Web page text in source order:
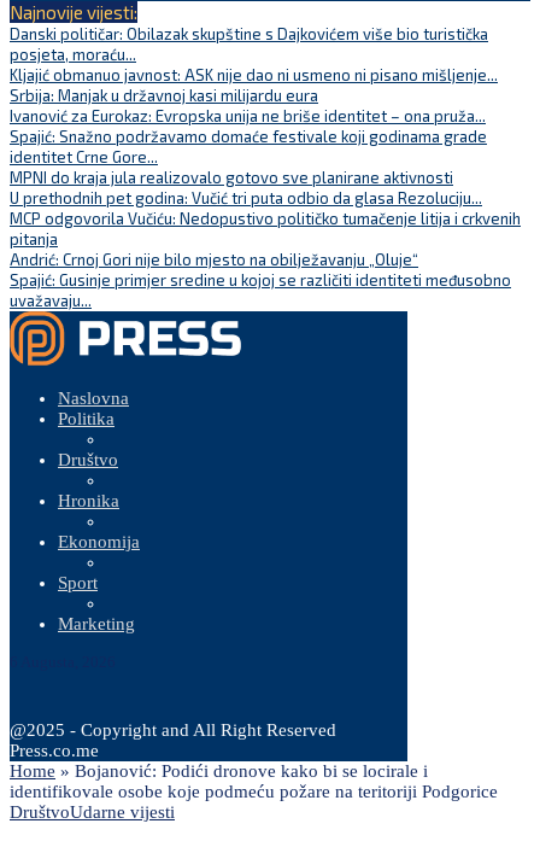
Najnovije vijesti:
Danski političar: Obilazak skupštine s Dajkovićem više bio turistička
posjeta, moraću...
Kljajić obmanuo javnost: ASK nije dao ni usmeno ni pisano mišljenje...
Srbija: Manjak u državnoj kasi milijardu eura
Ivanović za Eurokaz: Evropska unija ne briše identitet – ona pruža...
Spajić: Snažno podržavamo domaće festivale koji godinama grade
identitet Crne Gore...
MPNI do kraja jula realizovalo gotovo sve planirane aktivnosti
U prethodnih pet godina: Vučić tri puta odbio da glasa Rezoluciju...
MCP odgovorila Vučiću: Nedopustivo političko tumačenje litija i crkvenih
pitanja
Andrić: Crnoj Gori nije bilo mjesto na obilježavanju „Oluje“
Spajić: Gusinje primjer sredine u kojoj se različiti identiteti međusobno
uvažavaju...
Naslovna
Politika
Društvo
Hronika
Ekonomija
Sport
Marketing
@2025 - Copyright and All Right Reserved
Press.co.me
Home » Bojanović: Podići dronove kako bi se locirale i
identifikovale osobe koje podmeću požare na teritoriji Podgorice
DruštvoUdarne vijesti